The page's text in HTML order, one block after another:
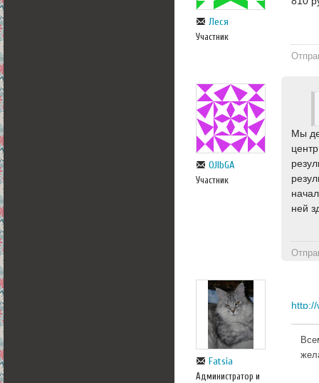
Леся
Участник
OJlbGA
Участник
Мы
ней
Fatsia
Администратор и